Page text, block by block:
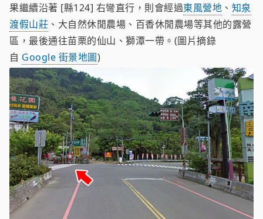
果繼續沿著 [縣124] 右彎直行，則會經過東風營地 、 知泉
渡假山莊 、大自然休閒農場、百香休閒農場等其他的露營
區，最後通往苗栗的仙山、獅潭一帶。(圖片摘錄
自 Google 街景地圖)